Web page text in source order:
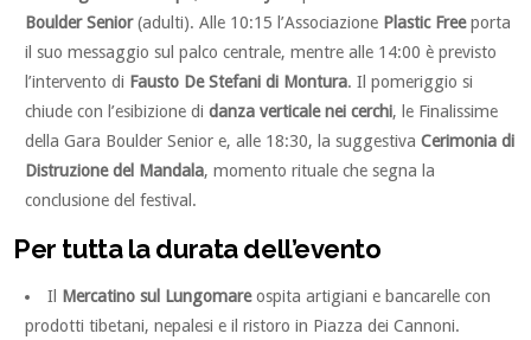
Boulder Senior(adulti). Alle 10:15 l’Associazione Plastic Freeporta
il suo messaggio sul palco centrale, mentre alle 14:00 è previsto
l’intervento di Fausto De Stefani di Montura. Il pomeriggio si
chiude con l’esibizione didanza verticale nei cerchi, le Finalissime
della Gara Boulder Senior e, alle 18:30, la suggestivaCerimonia di
Distruzione del Mandala, momento rituale che segna la
conclusione del festival.
Per tutta la durata dell’evento
Il Mercatino sul Lungomareospita artigiani e bancarelle con
prodotti tibetani, nepalesi e il ristoro in Piazza dei Cannoni.